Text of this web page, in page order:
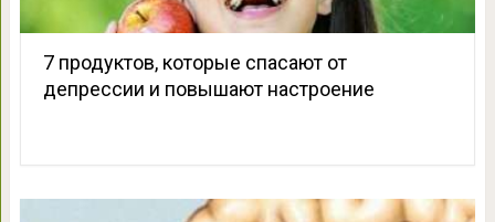
7 продуктов, которые спасают от
депрессии и повышают настроение